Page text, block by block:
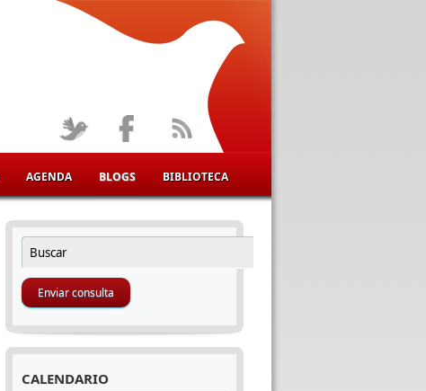
AGENDA BLOGS BIBLIOTECA
FORMULARIO DE BÚSQUEDA
Buscar
CALENDARIO